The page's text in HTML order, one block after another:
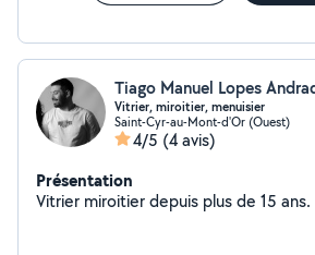
Vitrier, miroitier, menuisier
Saint-Cyr-au-Mont-d'Or (Ouest)
4/5 (4 avis)
Présentation
Vitrier miroitier depuis plus de 15 ans.